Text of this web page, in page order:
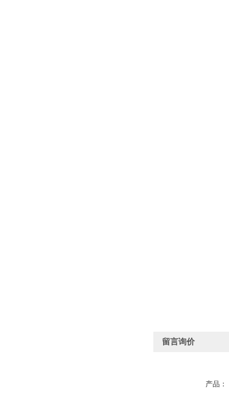
留言询价
产品：